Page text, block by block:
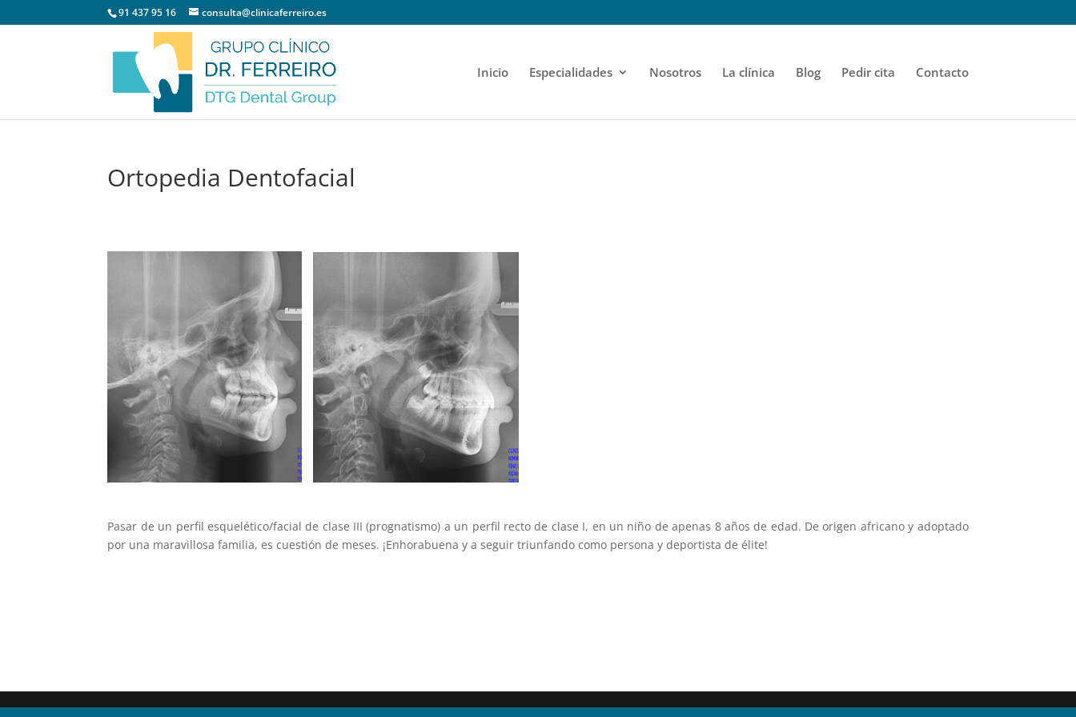
91 437 95 16 consulta@clinicaferreiro.es
Inicio Especialidades Nosotros La clínica Blog Pedir cita Contacto
Ortopedia Dentofacial
Pasar de un perfil esquelético/facial de clase III (prognatismo) a un perfil recto de clase I, en un niño de apenas 8 años de edad. De origen africano y adoptado
por una maravillosa familia, es cuestión de meses. ¡Enhorabuena y a seguir triunfando como persona y deportista de élite!